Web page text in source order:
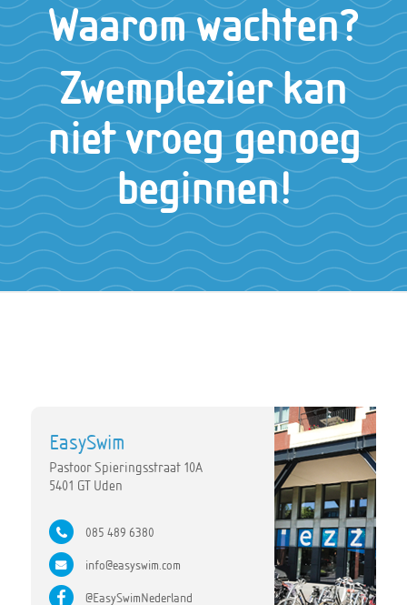
Waarom wachten?
Zwemplezier kan
niet vroeg genoeg
beginnen!
EasySwim
Pastoor Spieringsstraat 10A
5401 GT Uden
085 489 6380
info@easyswim.com
@EasySwimNederland